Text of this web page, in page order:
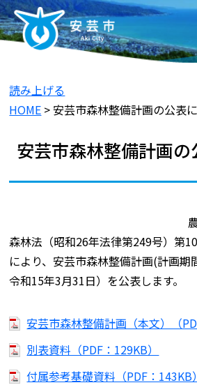
読み上げる
HOME > 安芸市森林整備計画の公表
安芸市森林整備計画の
森林法（昭和26年法律第249号）第
により、安芸市森林整備計画(計画期
令和15年3月31日）を公表します。
安芸市森林整備計画（本文）（
別表資料（PDF：129KB）
付属参考基礎資料（PDF：143KB）